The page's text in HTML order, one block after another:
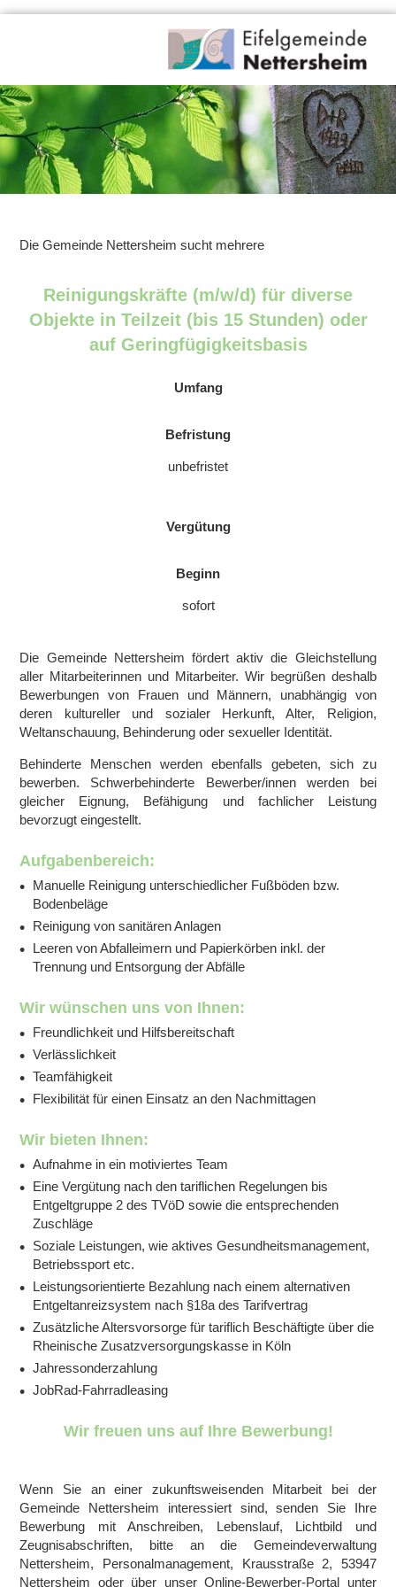
Die Gemeinde Nettersheim sucht mehrere
Reinigungskräfte (m/w/d) für diverse
Objekte in Teilzeit (bis 15 Stunden) oder
auf Geringfügigkeitsbasis
Umfang
Befristung
unbefristet
Vergütung
Beginn
sofort
Die Gemeinde Nettersheim fördert aktiv die Gleichstellung
aller Mitarbeiterinnen und Mitarbeiter. Wir begrüßen deshalb
Bewerbungen von Frauen und Männern, unabhängig von
deren kultureller und sozialer Herkunft, Alter, Religion,
Weltanschauung, Behinderung oder sexueller Identität.
Behinderte Menschen werden ebenfalls gebeten, sich zu
bewerben. Schwerbehinderte Bewerber/innen werden bei
gleicher Eignung, Befähigung und fachlicher Leistung
bevorzugt eingestellt.
Aufgabenbereich:
Manuelle Reinigung unterschiedlicher Fußböden bzw.
Bodenbeläge
Reinigung von sanitären Anlagen
Leeren von Abfalleimern und Papierkörben inkl. der
Trennung und Entsorgung der Abfälle
Wir wünschen uns von Ihnen:
Freundlichkeit und Hilfsbereitschaft
Verlässlichkeit
Teamfähigkeit
Flexibilität für einen Einsatz an den Nachmittagen
Wir bieten Ihnen:
Aufnahme in ein motiviertes Team
Eine Vergütung nach den tariflichen Regelungen bis
Entgeltgruppe 2 des TVöD sowie die entsprechenden
Zuschläge
Soziale Leistungen, wie aktives Gesundheitsmanagement,
Betriebssport etc.
Leistungsorientierte Bezahlung nach einem alternativen
Entgeltanreizsystem nach §18a des Tarifvertrag
Zusätzliche Altersvorsorge für tariflich Beschäftigte über die
Rheinische Zusatzversorgungskasse in Köln
Jahressonderzahlung
JobRad-Fahrradleasing
Wir freuen uns auf Ihre Bewerbung!
Wenn Sie an einer zukunftsweisenden Mitarbeit bei der
Gemeinde Nettersheim interessiert sind, senden Sie Ihre
Bewerbung mit Anschreiben, Lebenslauf, Lichtbild und
Zeugnisabschriften, bitte an die Gemeindeverwaltung
Nettersheim, Personalmanagement, Krausstraße 2, 53947
Nettersheim oder über unser Online-Bewerber-Portal unter